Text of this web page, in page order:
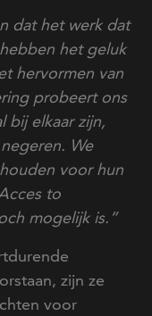
dat het werk dat
het geluk
hervormen van
probeert ons
bij elkaar zijn,
We
voor hun
to
mogelijk is.”
zijn ze
voor